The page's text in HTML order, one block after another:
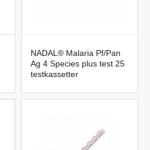
NADAL® Malaria Pf/Pan
Ag 4 Species plus test 25
testkassetter